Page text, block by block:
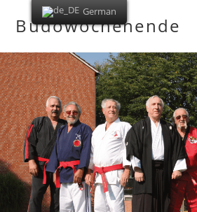
Budowochenende
German